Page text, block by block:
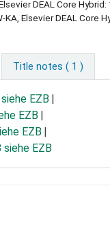
DEAL Core
KA, Elsevier DEAL Core
Title notes ( 1 )
EZB
EZB
EZB
siehe EZB